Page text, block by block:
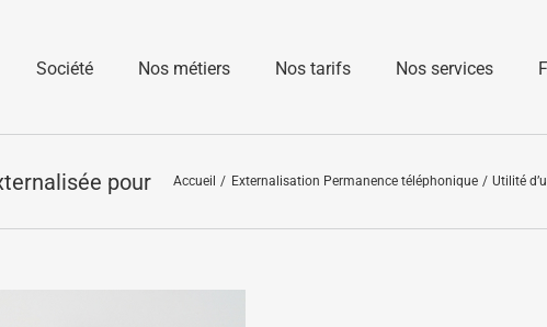
Société Nos métiers Nos tarifs Nos services
Accueil Externalisation Permanence téléphonique Utilité